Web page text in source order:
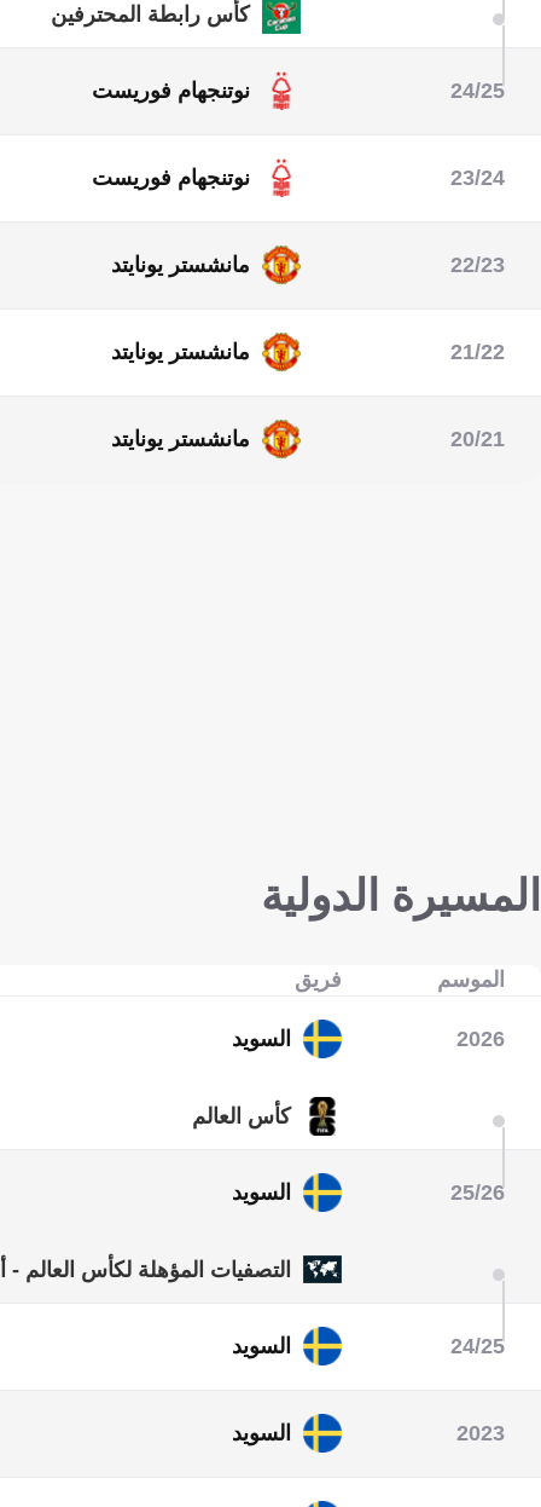
كأس رابطة المحترفين
24/25 نوتنجهام فوريست
23/24
نوتنجهام فوريست
22/23
مانشستر يونايتد
21/22
مانشستر يونايتد
20/21
مانشستر يونايتد
المسيرة الدولية
الموسم فريق
2026 السويد
كأس العالم
25/26 السويد
التصفيات المؤهلة لكأس العالم -
24/25 السويد
2023
السويد